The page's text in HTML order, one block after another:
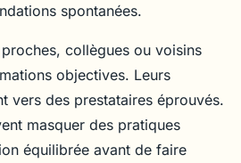
spontanées.
collègues ou voisins
objectives. Leurs
vers des prestataires éprouvés.
masquer des pratiques
équilibrée avant de faire